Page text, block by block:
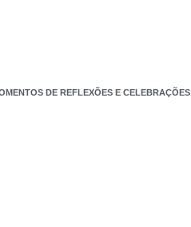
DE REFLEXÕES E CELEBRAÇÕES